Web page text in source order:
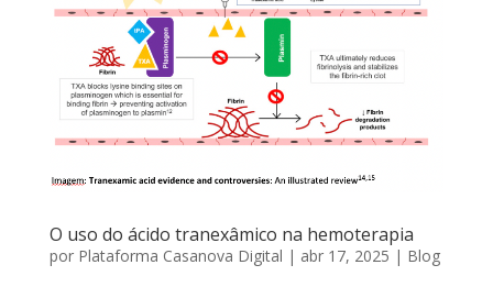
O uso do ácido tranexâmico na hemoterapia
por Plataforma Casanova Digital | abr 17, 2025 | Blog